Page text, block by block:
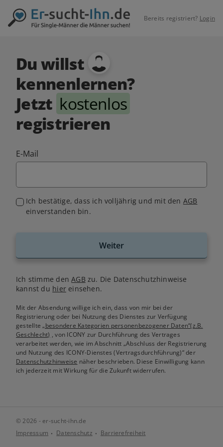
Bereits registriert? Login
Du willst
kennenlernen?
Jetzt kostenlos
registrieren
E-Mail
Ich bestätige, dass ich volljährig und mit den AGB
einverstanden bin.
Weiter
Ich stimme denAGB zu. Die Datenschutzhinweise
kannst du hiereinsehen.
Mit der Absendung willige ich ein, dass von mir bei der
Registrierung oder bei Nutzung des Dienstes zur Verfügung
gestellte„besondere Kategorien personenbezogener Daten“(z.B.
Geschlecht) , von ICONY zur Durchführung des Vertrages
verarbeitet werden, wie im Abschnitt „Abschluss der Registrierung
und Nutzung des ICONY-Dienstes (Vertragsdurchführung)“ der
Datenschutzhinweise näher beschrieben. Diese Einwilligung kann
ich jederzeit mit Wirkung für die Zukunft widerrufen.
© 2026 - er-sucht-ihn.de
Impressum
Datenschutz Barrierefreiheit